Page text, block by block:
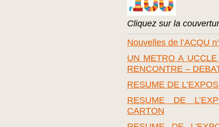
Cliquez sur la
Nouvelles de l’ACQU
UN METRO A
RENCONTRE –
RESUME DE
RESUME DE
CARTON